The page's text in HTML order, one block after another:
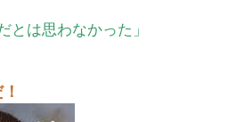
とは思わなかった」